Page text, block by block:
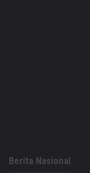
Berita Nasional